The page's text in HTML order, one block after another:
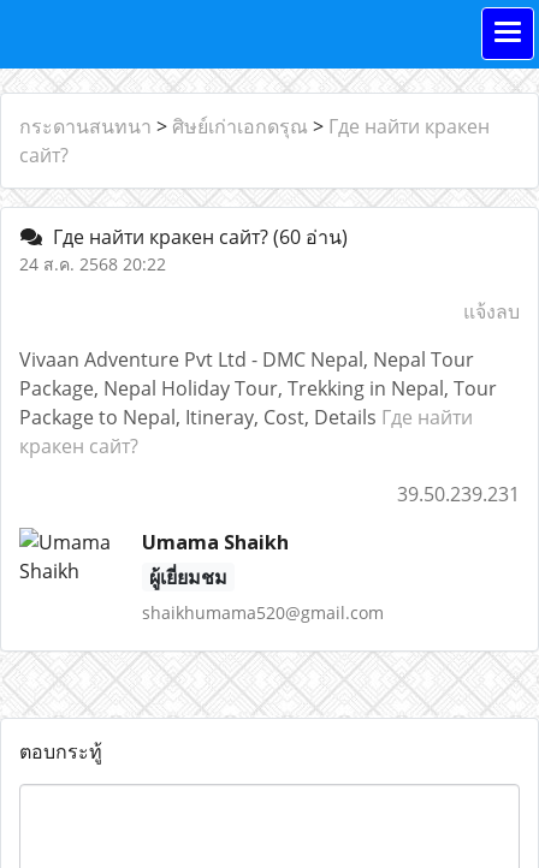
กระดานสนทนา > ศิษย์เก่าเอกดรุณ > Где найти кракен
сайт?
Где найти кракен сайт?(60 อ่าน)
24 ส.ค. 2568 20:22
แจ้งลบ
Vivaan Adventure Pvt Ltd - DMC Nepal, Nepal Tour
Package, Nepal Holiday Tour, Trekking in Nepal, Tour
Package to Nepal, Itineray, Cost, Details Где найти
кракен сайт?
39.50.239.231
Umama Shaikh
ผู้เยี่ยมชม
shaikhumama520@gmail.com
ตอบกระทู้